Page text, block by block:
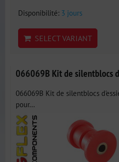
Disponibilité: 3 jours
SELECT VARIANT
066069B Kit de silentblocs
066069B Kit de silentblocs
pour...